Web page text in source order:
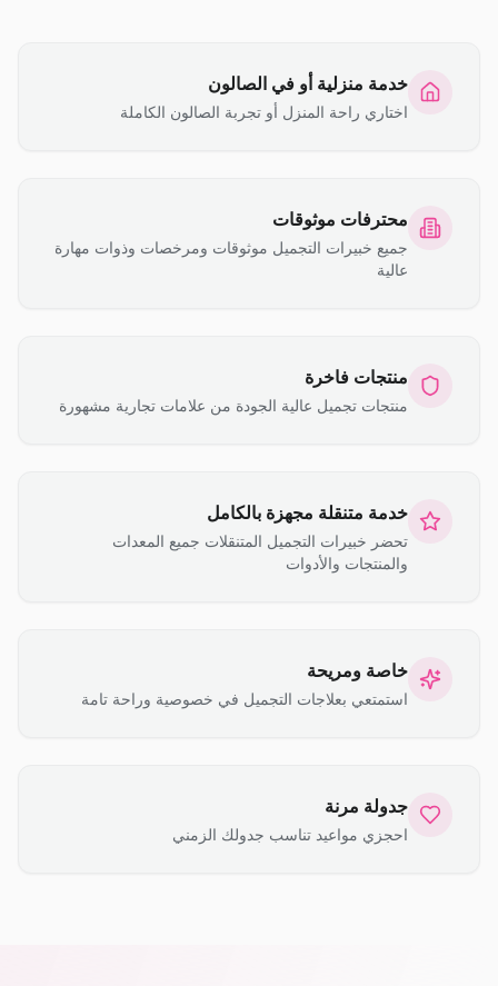
خدمة منزلية أو في الصالون
اختاري راحة المنزل أو تجربة الصالون الكاملة
محترفات موثوقات
جميع خبيرات التجميل موثوقات ومرخصات وذوات مهارة
عالية
منتجات فاخرة
منتجات تجميل عالية الجودة من علامات تجارية مشهورة
خدمة متنقلة مجهزة بالكامل
تحضر خبيرات التجميل المتنقلات جميع المعدات
والمنتجات والأدوات
خاصة ومريحة
استمتعي بعلاجات التجميل في خصوصية وراحة تامة
جدولة مرنة
احجزي مواعيد تناسب جدولك الزمني